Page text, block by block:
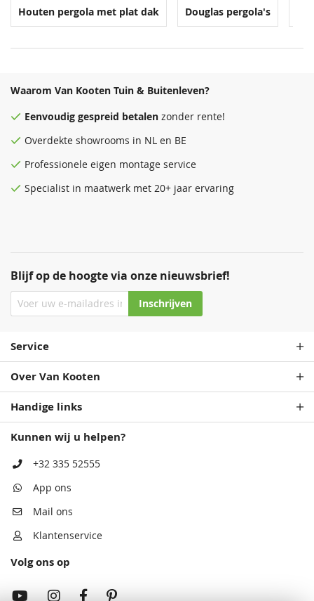
Houten pergola met plat dak Douglas pergola's
Blijf op de hoogte via onze nieuwsbrief!
Inschrijven
Waarom Van Kooten Tuin & Buitenleven?
Eenvoudig gespreid betalen zonder rente!
Overdekte showrooms in NL en BE
Professionele eigen montage service
Specialist in maatwerk met 20+ jaar ervaring
Service
Over Van Kooten
Handige links
Kunnen wij u helpen?
+32 335 52555
App ons
Mail ons
Klantenservice
Volg ons op